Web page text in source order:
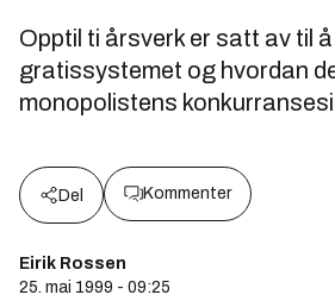
Opptil ti årsverk er satt av til
gratissystemet og hvordan
monopolistens
Del Kommenter
Eirik Rossen
25. mai 1999 - 09:25